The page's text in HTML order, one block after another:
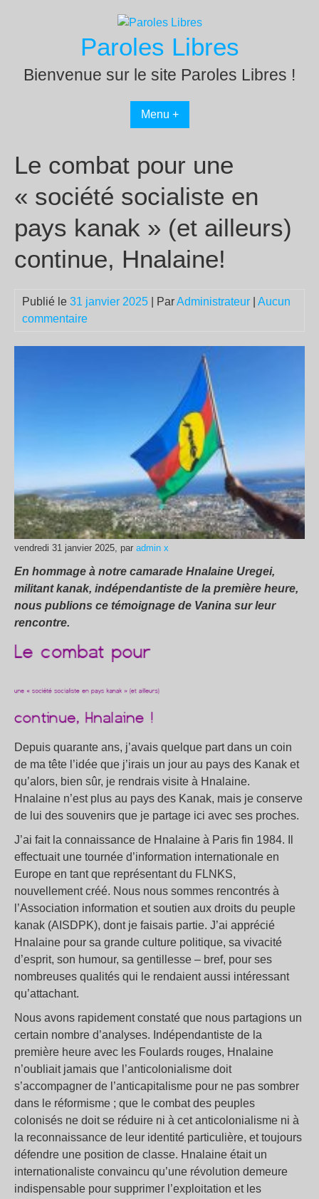
Paroles Libres
Bienvenue sur le site Paroles Libres !
Menu +
Le combat pour une
« société socialiste en
pays kanak » (et ailleurs)
continue, Hnalaine!
Publié le 31 janvier 2025 | ParAdministrateur
Aucun
commentaire
vendredi 31 janvier 2025, par admin x
En hommage à notre camarade Hnalaine Uregei,
militant kanak, indépendantiste de la première heure,
nous publions ce témoignage de Vanina sur leur
rencontre.
Depuis quarante ans, j’avais quelque part dans un coin
de ma tête l’idée que j’irais un jour au pays des Kanak et
qu’alors, bien sûr, je rendrais visite à Hnalaine.
Hnalaine n’est plus au pays des Kanak, mais je conserve
de lui des souvenirs que je partage ici avec ses proches.
J’ai fait la connaissance de Hnalaine à Paris fin 1984. Il
effectuait une tournée d’information internationale en
Europe en tant que représentant du FLNKS,
nouvellement créé. Nous nous sommes rencontrés à
l’Association information et soutien aux droits du peuple
kanak (AISDPK), dont je faisais partie. J’ai apprécié
Hnalaine pour sa grande culture politique, sa vivacité
d’esprit, son humour, sa gentillesse – bref, pour ses
nombreuses qualités qui le rendaient aussi intéressant
qu’attachant.
Nous avons rapidement constaté que nous partagions un
certain nombre d’analyses. Indépendantiste de la
première heure avec les Foulards rouges, Hnalaine
n’oubliait jamais que l’anticolonialisme doit
s’accompagner de l’anticapitalisme pour ne pas sombrer
dans le réformisme ; que le combat des peuples
colonisés ne doit se réduire ni à cet anticolonialisme ni à
la reconnaissance de leur identité particulière, et toujours
défendre une position de classe. Hnalaine était un
internationaliste convaincu qu’une révolution demeure
indispensable pour supprimer l’exploitation et les